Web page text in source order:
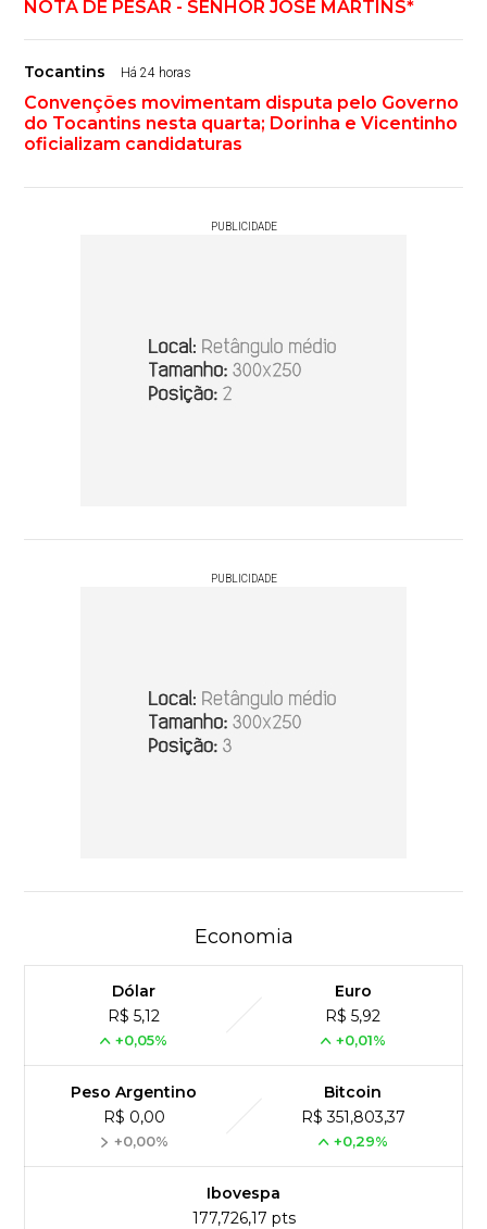
NOTA DE PESAR - SENHOR JOSÉ MARTINS*
Tocantins Há 24 horas
Convenções movimentam disputa pelo Governo
do Tocantins nesta quarta; Dorinha e Vicentinho
oficializam candidaturas
PUBLICIDADE
PUBLICIDADE
Economia
Dólar
R$ 5,12
+0,05%
Euro
R$ 5,92
+0,01%
Peso Argentino
R$ 0,00
+0,00%
Bitcoin
R$ 351,803,37
+0,29%
Ibovespa
177,726,17 pts